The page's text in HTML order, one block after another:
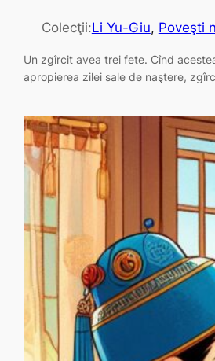
Colecţii:Li Yu-Giu, Poveşti
Un zgîrcit avea trei fete. Cînd
apropierea zilei sale de naştere,